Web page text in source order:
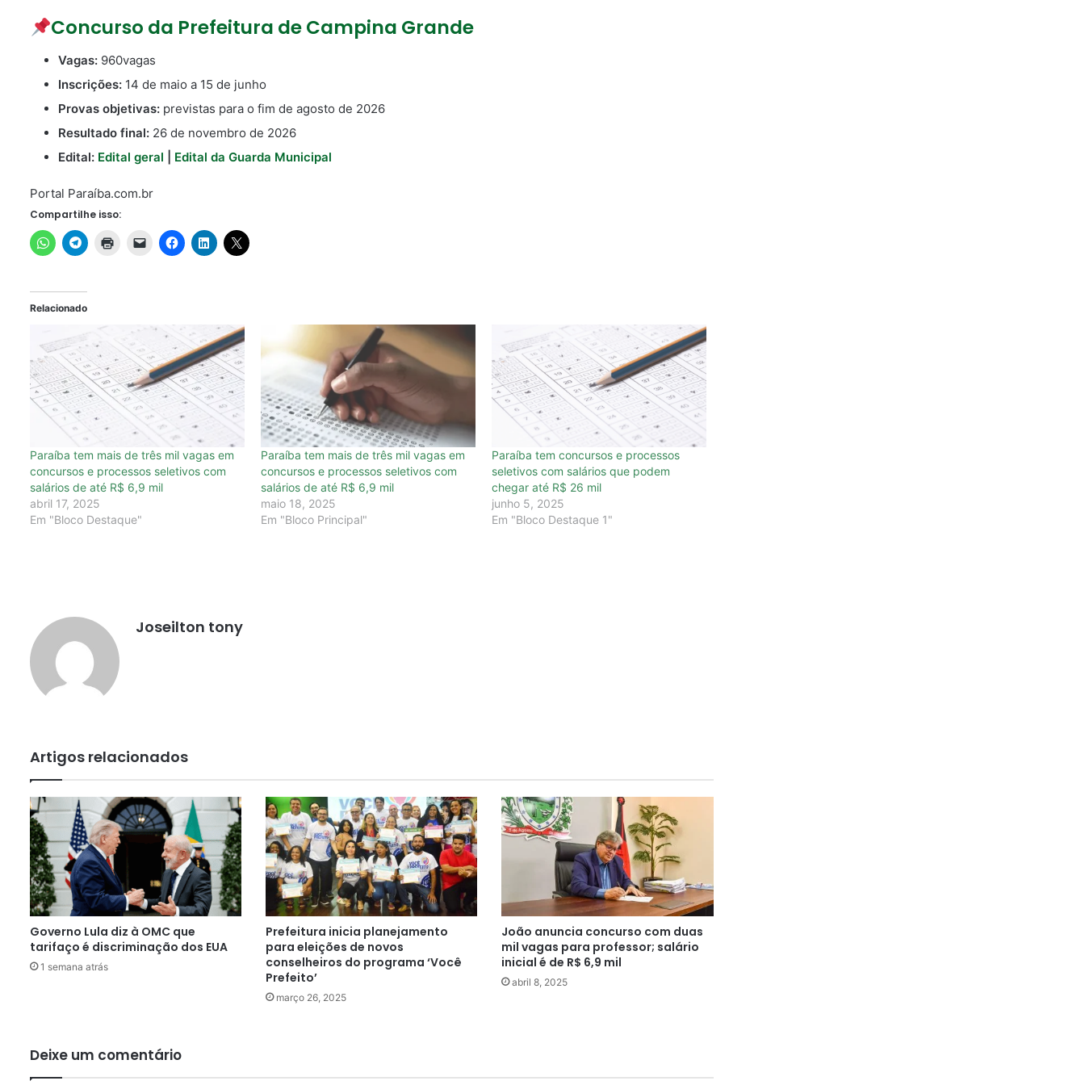
Concurso da Prefeitura de Campina Grande
Vagas: 960vagas
Inscrições: 14 de maio a 15 de junho
Provas objetivas: previstas para o fim de agosto de 2026
Resultado final: 26 de novembro de 2026
Edital: Edital geral Edital da Guarda Municipal
Portal Paraíba.com.br
Compartilhe isso:
Relacionado
Paraíba tem mais de três mil vagas em
concursos e processos seletivos com
salários de até R$ 6,9 mil
abril 17, 2025
Em "Bloco Destaque"
Paraíba tem mais de três mil vagas em
concursos e processos seletivos com
salários de até R$ 6,9 mil
maio 18, 2025
Em "Bloco Principal"
Paraíba tem concursos e processos
seletivos com salários que podem
chegar até R$ 26 mil
junho 5, 2025
Em "Bloco Destaque 1"
Joseilton tony
Artigos relacionados
Governo Lula diz à OMC que
tarifaço é discriminação dos EUA
1 semana atrás
Prefeitura inicia planejamento
para eleições de novos
conselheiros do programa ‘Você
Prefeito’
março 26, 2025
João anuncia concurso com duas
mil vagas para professor; salário
inicial é de R$ 6,9 mil
abril 8, 2025
Deixe um comentário